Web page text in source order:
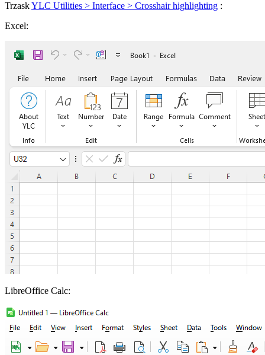
TrzaskYLC Utilities > Interface > Crosshair highlighting :
Excel:
LibreOffice Calc: